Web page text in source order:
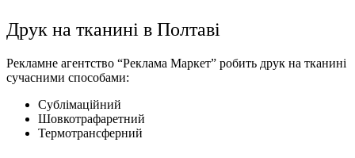
Друк на тканині в Полтаві
Рекламне агентство “Реклама Маркет” робить друк на тканині
сучасними способами:
Сублімаційний
Шовкотрафаретний
Термотрансферний